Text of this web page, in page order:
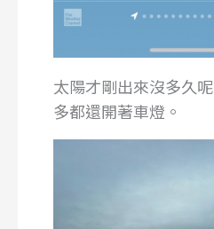
太陽才剛出來沒多久
多都還開著車燈。